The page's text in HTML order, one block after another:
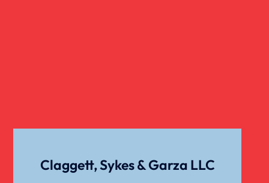
Claggett, Sykes & Garza LLC